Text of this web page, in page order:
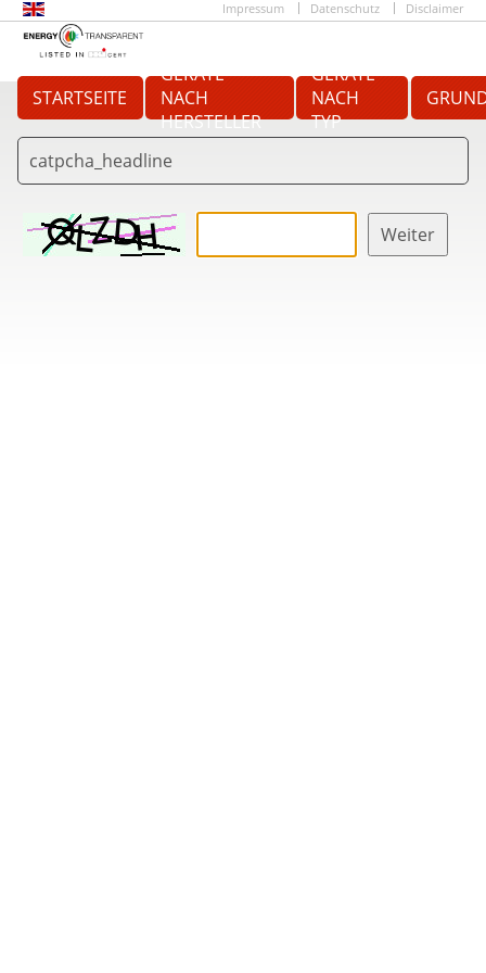
Impressum Datenschutz Disclaimer
STARTSEITE
GERÄTE
NACH
HERSTELLER
GERÄTE
NACH
TYP
catpcha_headline